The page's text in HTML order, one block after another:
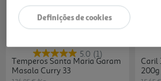
5.0 (1)
Temperos Santa Maria Garam
Masala Curry 33
Caril
200g
Definições de cookies